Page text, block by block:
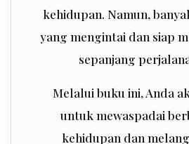
kehidupan. Namun,
yang mengintai dan siap
sepanjang
Melalui buku ini, Anda
untuk mewaspadai
kehidupan dan